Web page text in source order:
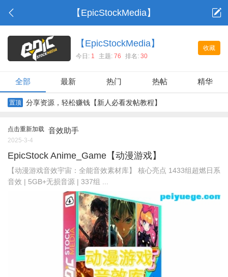
【EpicStockMedia】
收藏
【EpicStockMedia】
今日: 1 主题:76 排名:30
全部 最新 热门 热帖 精华
置顶 分享资源，轻松赚钱【新人必看发帖教程】
点击重新加载 音效助手
2025-3-4
EpicStock Anime_Game【动漫游戏】
【动漫游戏音效宇宙：全能音效素材库】 核心亮点 1433组超燃日系
音效 | 5GB+无损音源 | 337组 ...